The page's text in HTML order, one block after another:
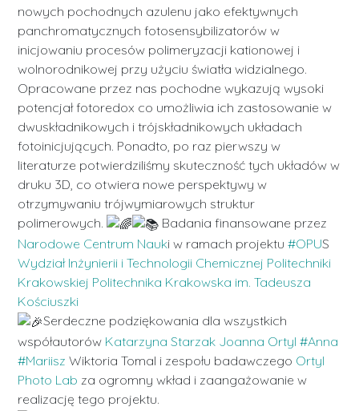
nowych pochodnych azulenu jako efektywnych
panchromatycznych fotosensybilizatorów w
inicjowaniu procesów polimeryzacji kationowej i
wolnorodnikowej przy użyciu światła widzialnego.
Opracowane przez nas pochodne wykazują wysoki
potencjał fotoredox co umożliwia ich zastosowanie w
dwuskładnikowych i trójskładnikowych układach
fotoinicjujących. Ponadto, po raz pierwszy w
literaturze potwierdziliśmy skuteczność tych układów w
druku 3D, co otwiera nowe perspektywy w
otrzymywaniu trójwymiarowych struktur
polimerowych.
Badania finansowane przez
Narodowe Centrum Nauki w ramach projektu #OPUS
Wydział Inżynierii i Technologii Chemicznej Politechniki
Krakowskiej Politechnika Krakowska im. Tadeusza
Kościuszki
Serdeczne podziękowania dla wszystkich
współautorów Katarzyna Starzak Joanna Ortyl #Anna
#Mariisz Wiktoria Tomal i zespołu badawczego Ortyl
Photo Lab za ogromny wkład i zaangażowanie w
realizację tego projektu.